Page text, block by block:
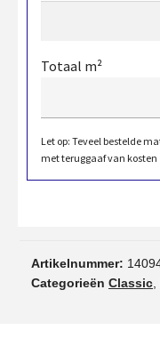
Totaal m²
Let op: Teveel bestelde
met teruggaaf van kosten
Artikelnummer:
Categorieën Classic